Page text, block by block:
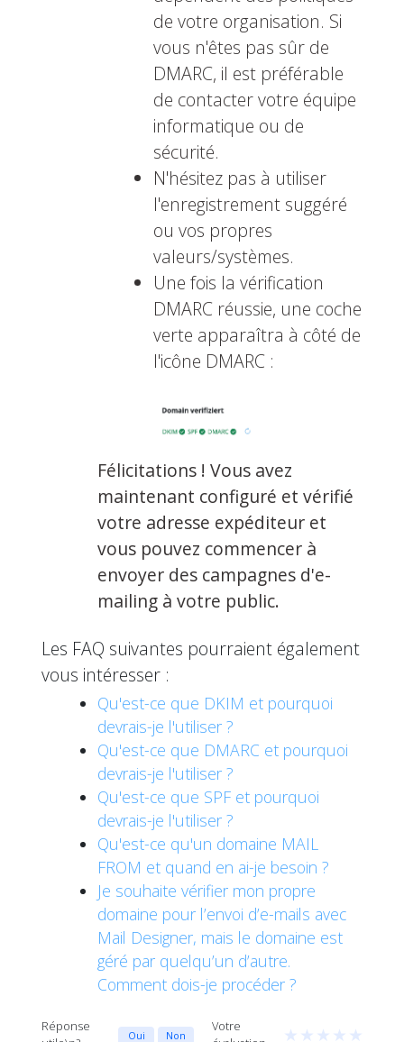
de votre organisation. Si
vous n'êtes pas sûr de
DMARC, il est préférable
de contacter votre équipe
informatique ou de
sécurité.
N'hésitez pas à utiliser
l'enregistrement suggéré
ou vos propres
valeurs/systèmes.
Une fois la vérification
DMARC réussie, une coche
verte apparaîtra à côté de
l'icône DMARC :
Félicitations ! Vous avez
maintenant configuré et vérifié
votre adresse expéditeur et
vous pouvez commencer à
envoyer des campagnes d'e-
mailing à votre public.
Les FAQ suivantes pourraient également
vous intéresser :
Qu'est-ce que DKIM et pourquoi
devrais-je l'utiliser ?
Qu'est-ce que DMARC et pourquoi
devrais-je l'utiliser ?
Qu'est-ce que SPF et pourquoi
devrais-je l'utiliser ?
Qu'est-ce qu'un domaine MAIL
FROM et quand en ai-je besoin ?
Je souhaite vérifier mon propre
domaine pour l’envoi d’e-mails avec
Mail Designer, mais le domaine est
géré par quelqu’un d’autre.
Comment dois-je procéder ?
Réponse
Oui Non
Votre
★ ★ ★ ★ ★